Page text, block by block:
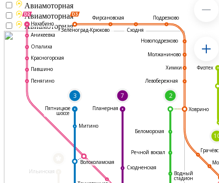
Ильинская
3 7 2
Фирсановская
Сходня
Подрезково
Новоподрезково
Молжаниново
Химки
Левобережная
Ховрино
Водный
стадион
Сходненская
Волоколамская
Митино
Нахабино
Аникеевка
Опалиха
Красногорская
Павшино
Пенягино
Пятницкое
шоссе
Планерная
Физтех
Речной вокзал
Беломорская
Зеленоград-Крюково
Авиамоторная
Авиамоторная
Авиамоторная